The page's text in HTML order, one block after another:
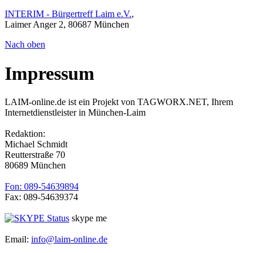
INTERIM - Bürgertreff Laim e.V.,
Laimer Anger 2, 80687 München
Nach oben
Impressum
LAIM-online.de ist ein Projekt von TAGWORX.NET, Ihrem
Internetdienstleister in München-Laim
Redaktion:
Michael Schmidt
Reutterstraße 70
80689 München
Fon: 089-54639894
Fax: 089-54639374
skype me
Email: info@laim-online.de